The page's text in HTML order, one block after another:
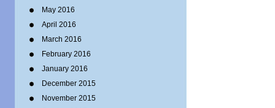
May 2016
April 2016
March 2016
February 2016
January 2016
December 2015
November 2015